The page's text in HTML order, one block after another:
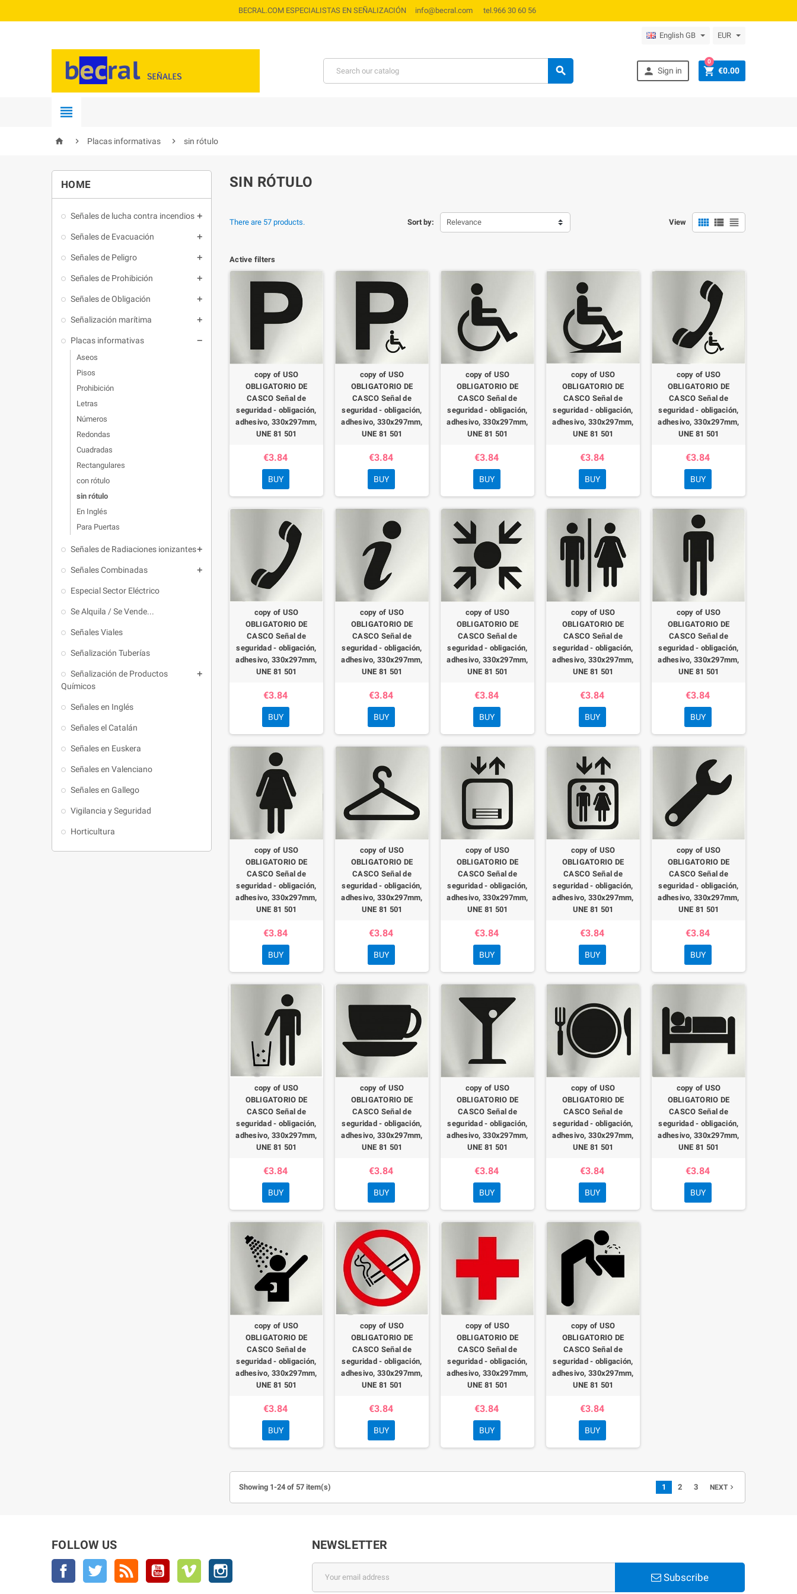
BECRAL.COM ESPECIALISTAS EN SEÑALIZACIÓN info@becral.com tel.966 30 60 56
English GB EUR
  Sign in  €0.00
0

  Placas informativas  sin rótulo
HOME
Señales de lucha contra incendios 
Señales de Evacuación 
Señales de Peligro 
Señales de Prohibición 
Señales de Obligación 
Señalización marítima 
Placas informativas 
Aseos
Pisos
Prohibición
Letras
Números
Redondas
Cuadradas
Rectangulares
con rótulo
sin rótulo
En Inglés
Para Puertas
Señales de Radiaciones ionizantes
Señales Combinadas 
Especial Sector Eléctrico
Se Alquila / Se Vende...
Señales Viales
Señalización Tuberías
Señalización de Productos
Químicos

Señales en Inglés
Señales el Catalán
Señales en Euskera
Señales en Valenciano
Señales en Gallego
Vigilancia y Seguridad
Horticultura
SIN RÓTULO
There are 57 products. Sort by: Relevance View   
Active filters
copy of USO
OBLIGATORIO DE
CASCO Señal de
seguridad - obligación,
adhesivo, 330x297mm,
UNE 81 501
€3.84
BUY
copy of USO
OBLIGATORIO DE
CASCO Señal de
seguridad - obligación,
adhesivo, 330x297mm,
UNE 81 501
€3.84
BUY
copy of USO
OBLIGATORIO DE
CASCO Señal de
seguridad - obligación,
adhesivo, 330x297mm,
UNE 81 501
€3.84
BUY
copy of USO
OBLIGATORIO DE
CASCO Señal de
seguridad - obligación,
adhesivo, 330x297mm,
UNE 81 501
€3.84
BUY
copy of USO
OBLIGATORIO DE
CASCO Señal de
seguridad - obligación,
adhesivo, 330x297mm,
UNE 81 501
€3.84
BUY
copy of USO
OBLIGATORIO DE
CASCO Señal de
seguridad - obligación,
adhesivo, 330x297mm,
UNE 81 501
€3.84
BUY
copy of USO
OBLIGATORIO DE
CASCO Señal de
seguridad - obligación,
adhesivo, 330x297mm,
UNE 81 501
€3.84
BUY
copy of USO
OBLIGATORIO DE
CASCO Señal de
seguridad - obligación,
adhesivo, 330x297mm,
UNE 81 501
€3.84
BUY
copy of USO
OBLIGATORIO DE
CASCO Señal de
seguridad - obligación,
adhesivo, 330x297mm,
UNE 81 501
€3.84
BUY
copy of USO
OBLIGATORIO DE
CASCO Señal de
seguridad - obligación,
adhesivo, 330x297mm,
UNE 81 501
€3.84
BUY
copy of USO
OBLIGATORIO DE
CASCO Señal de
seguridad - obligación,
adhesivo, 330x297mm,
UNE 81 501
€3.84
BUY
copy of USO
OBLIGATORIO DE
CASCO Señal de
seguridad - obligación,
adhesivo, 330x297mm,
UNE 81 501
€3.84
BUY
copy of USO
OBLIGATORIO DE
CASCO Señal de
seguridad - obligación,
adhesivo, 330x297mm,
UNE 81 501
€3.84
BUY
copy of USO
OBLIGATORIO DE
CASCO Señal de
seguridad - obligación,
adhesivo, 330x297mm,
UNE 81 501
€3.84
BUY
copy of USO
OBLIGATORIO DE
CASCO Señal de
seguridad - obligación,
adhesivo, 330x297mm,
UNE 81 501
€3.84
BUY
copy of USO
OBLIGATORIO DE
CASCO Señal de
seguridad - obligación,
adhesivo, 330x297mm,
UNE 81 501
€3.84
BUY
copy of USO
OBLIGATORIO DE
CASCO Señal de
seguridad - obligación,
adhesivo, 330x297mm,
UNE 81 501
€3.84
BUY
copy of USO
OBLIGATORIO DE
CASCO Señal de
seguridad - obligación,
adhesivo, 330x297mm,
UNE 81 501
€3.84
BUY
copy of USO
OBLIGATORIO DE
CASCO Señal de
seguridad - obligación,
adhesivo, 330x297mm,
UNE 81 501
€3.84
BUY
copy of USO
OBLIGATORIO DE
CASCO Señal de
seguridad - obligación,
adhesivo, 330x297mm,
UNE 81 501
€3.84
BUY
copy of USO
OBLIGATORIO DE
CASCO Señal de
seguridad - obligación,
adhesivo, 330x297mm,
UNE 81 501
€3.84
BUY
copy of USO
OBLIGATORIO DE
CASCO Señal de
seguridad - obligación,
adhesivo, 330x297mm,
UNE 81 501
€3.84
BUY
copy of USO
OBLIGATORIO DE
CASCO Señal de
seguridad - obligación,
adhesivo, 330x297mm,
UNE 81 501
€3.84
BUY
copy of USO
OBLIGATORIO DE
CASCO Señal de
seguridad - obligación,
adhesivo, 330x297mm,
UNE 81 501
€3.84
BUY
Showing 1-24 of 57 item(s) 1 2 3 NEXT
FOLLOW US
Facebook Twitter YouTube Vimeo
NEWSLETTER
Subscribe